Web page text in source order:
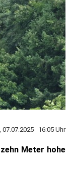
07.07.2025 16:05 Uhr
Meter hohe